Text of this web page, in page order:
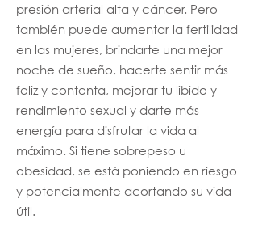
presión arterial alta y cáncer. Pero
también puede aumentar la fertilidad
en las mujeres, brindarte una mejor
noche de sueño, hacerte sentir más
feliz y contenta, mejorar tu libido y
rendimiento sexual y darte más
energía para disfrutar la vida al
máximo. Si tiene sobrepeso u
obesidad, se está poniendo en riesgo
y potencialmente acortando su vida
útil.